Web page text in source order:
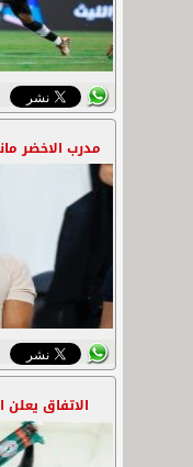
مدرب الاخضر
الاتفاق